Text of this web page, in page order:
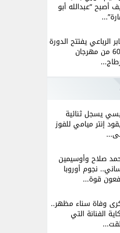
أصبح “عبدالله أبو
الرباعي يفتتح الدورة
الـ60 من مهرجان
يسجل ثنائية
إنتر ميامي للفوز
صلاح وأوسيمين
نجوم أوروبا
قوة...
وفاة سناء مظهر..
الفنانة التي